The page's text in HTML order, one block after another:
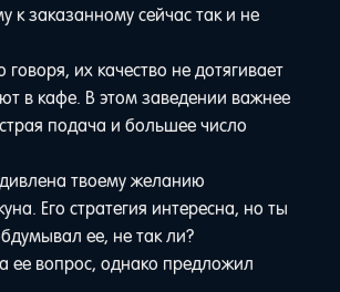
к заказанному сейчас так и не
говоря, их качество не дотягивает
в кафе. В этом заведении важнее
подача и большее число
твоему желанию
Его стратегия интересна, но ты
ее, не так ли?
ее вопрос, однако предложил